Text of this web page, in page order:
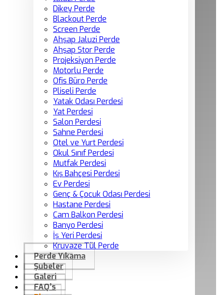
Dikey Perde
Blackout Perde
Screen Perde
Ahşap Jaluzi Perde
Ahşap Stor Perde
Projeksiyon Perde
Motorlu Perde
Ofis Büro Perde
Pliseli Perde
Yatak Odası Perdesi
Yat Perdesi
Salon Perdesi
Sahne Perdesi
Otel ve Yurt Perdesi
Okul Sınıf Perdesi
Mutfak Perdesi
Kış Bahçesi Perdesi
Ev Perdesi
Genç & Çocuk Odası Perdesi
Hastane Perdesi
Cam Balkon Perdesi
Banyo Perdesi
İş Yeri Perdesi
Kruvaze Tül Perde
Perde Yıkama
Şubeler
Galeri
FAQ’s